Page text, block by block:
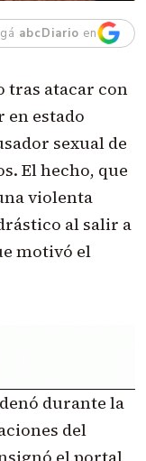
abcDiario en
tras atacar con
en estado
sexual de
El hecho, que
violenta
al salir a
motivó el
durante la
del